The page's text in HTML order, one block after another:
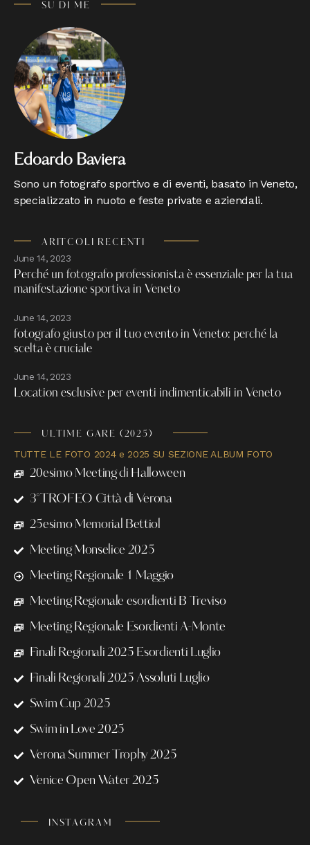
SU DI ME
Edoardo Baviera
Sono un fotografo sportivo e di eventi, basato in Veneto,
specializzato in nuoto e feste private e aziendali.
ARITCOLI RECENTI
June 14, 2023
Perché un fotografo professionista è essenziale per la tua
manifestazione sportiva in Veneto
June 14, 2023
fotografo giusto per il tuo evento in Veneto: perché la
scelta è cruciale
June 14, 2023
Location esclusive per eventi indimenticabili in Veneto
ULTIME GARE (2025)
TUTTE LE FOTO 2024 e 2025 SU SEZIONE ALBUM FOTO
20esimo Meeting di Halloween
3°TROFEO Città di Verona
25esimo Memorial Bettiol
Meeting Monselice 2025
Meeting Regionale 1 Maggio
Meeting Regionale esordienti B Treviso
Meeting Regionale Esordienti A-Monte
Finali Regionali 2025 Esordienti Luglio
Finali Regionali 2025 Assoluti Luglio
Swim Cup 2025
Swim in Love 2025
Verona Summer Trophy 2025
Venice Open Water 2025
INSTAGRAM